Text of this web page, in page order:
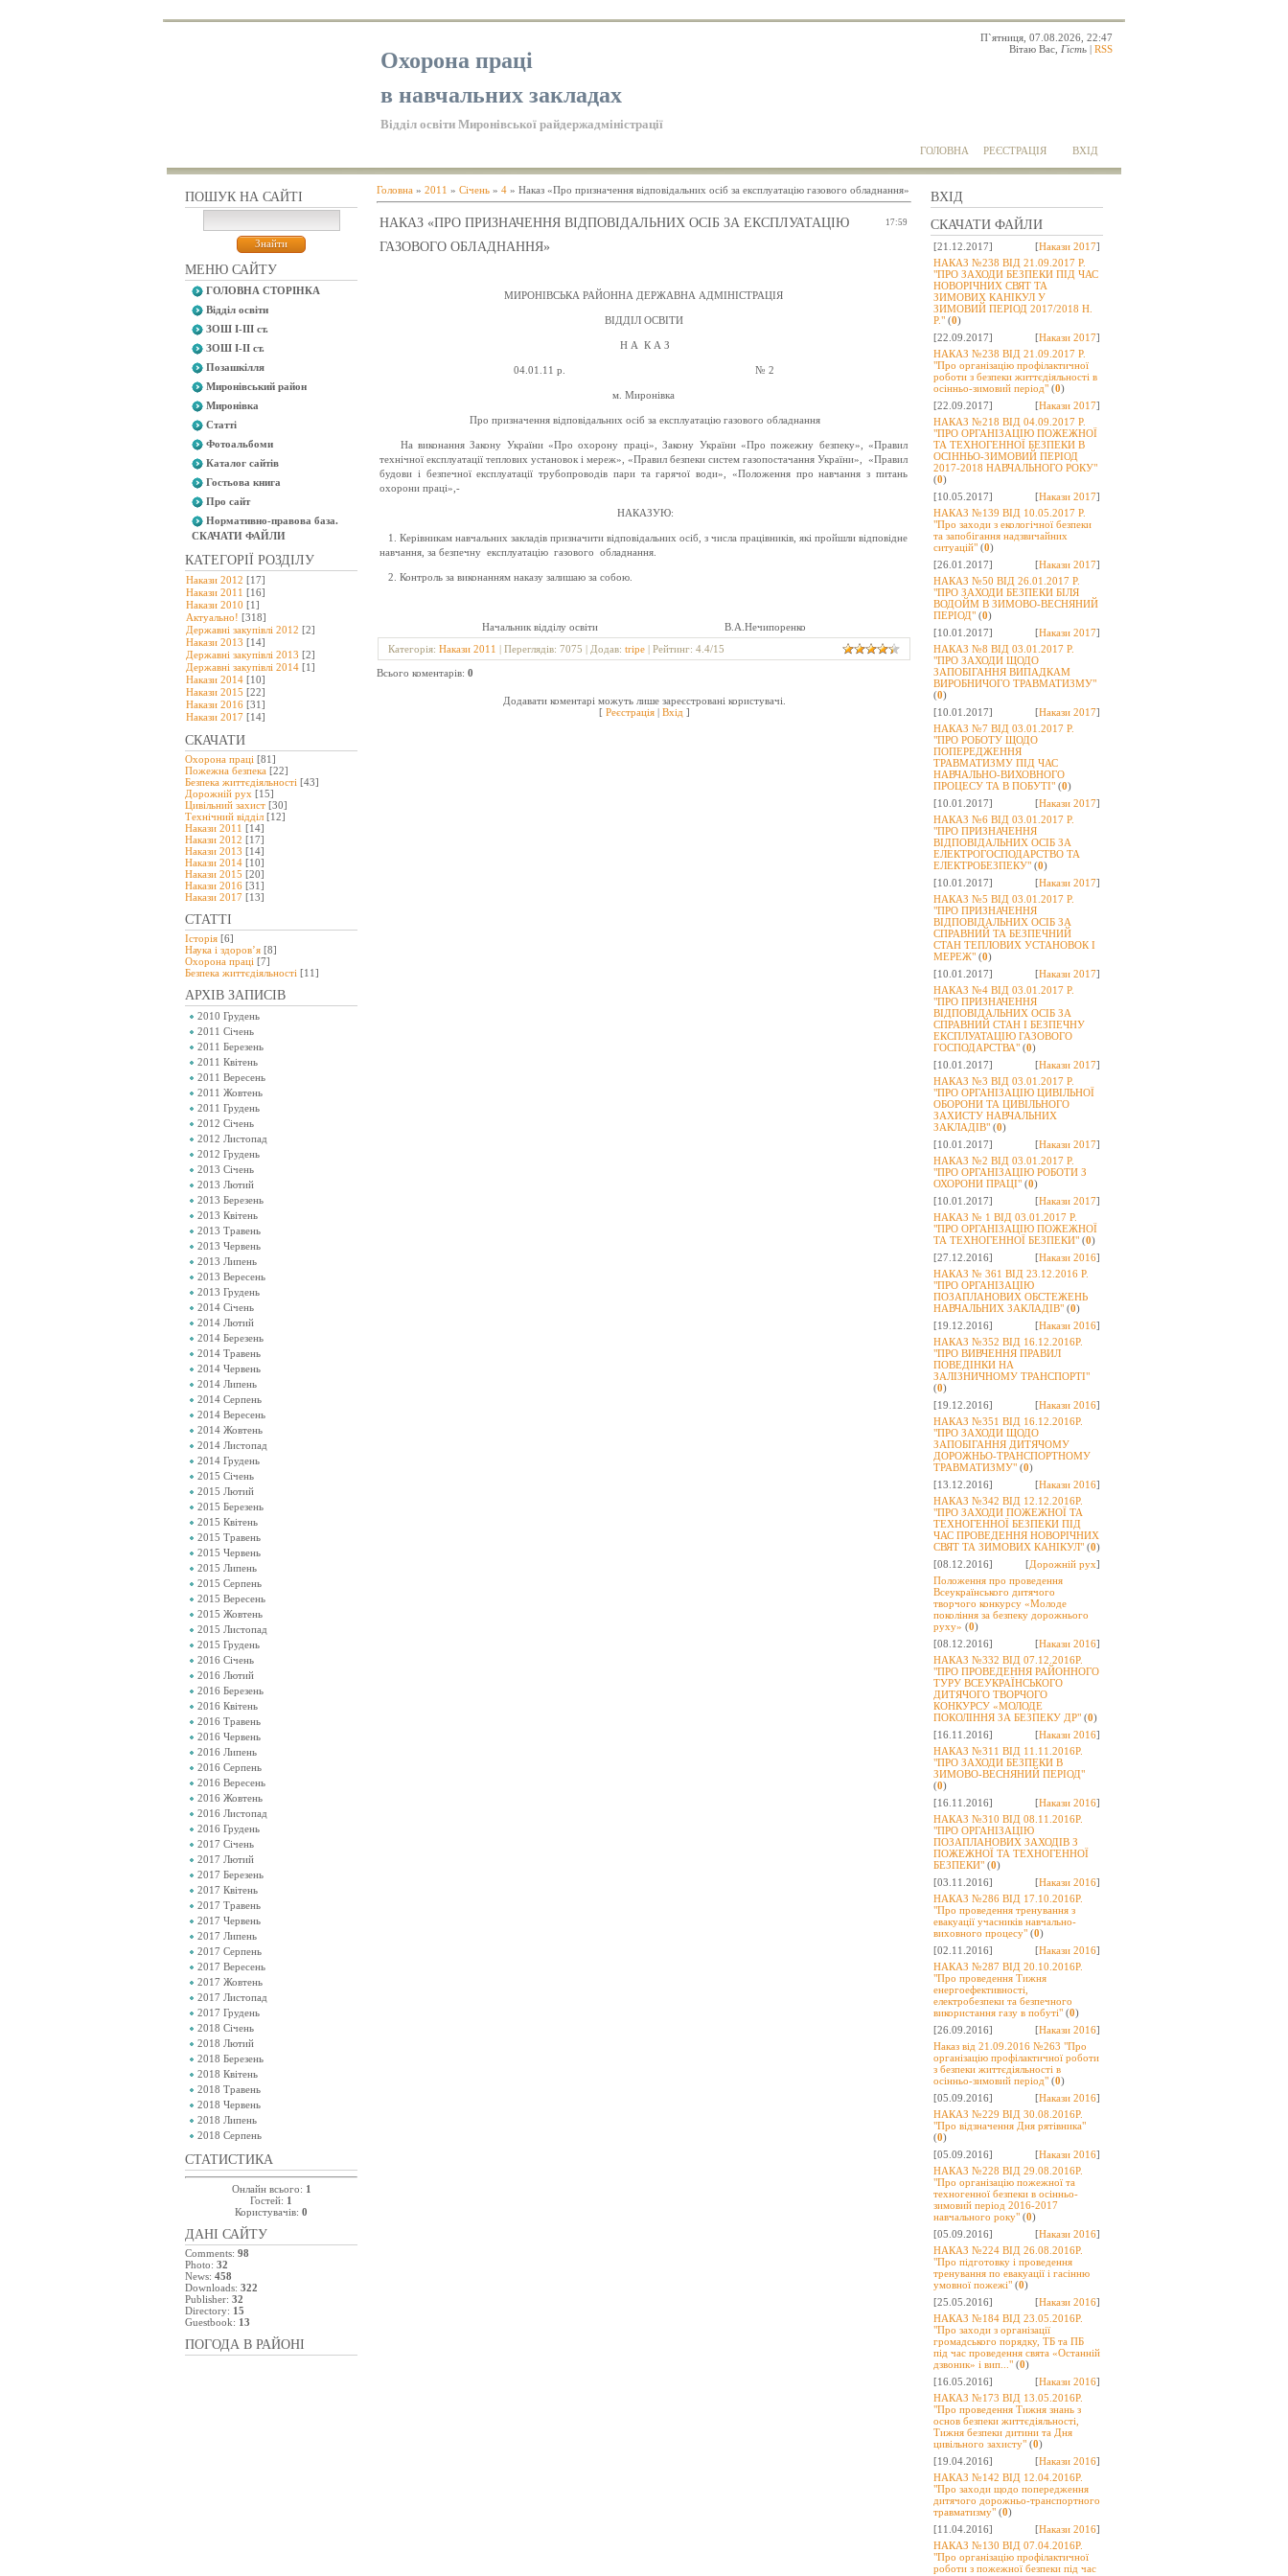
Охорона праці
в навчальних закладах
Відділ освіти Миронівської райдержадміністрації
П`ятниця, 07.08.2026, 22:47
Вітаю Вас Гість | RSS
ГОЛОВНА РЕЄСТРАЦІЯ ВХІД
ПОШУК НА САЙТІ
МЕНЮ САЙТУ
ГОЛОВНА СТОРІНКА
Відділ освіти
ЗОШ І-ІІІ ст.
ЗОШ І-ІІ ст.
Позашкілля
Миронівський район
Миронівка
Статті
Фотоальбоми
Каталог сайтів
Гостьова книга
Про сайт
Нормативно-правова база.
СКАЧАТИ ФАЙЛИ
КАТЕГОРІЇ РОЗДІЛУ
Накази 2012 [17]
Накази 2011 [16]
Накази 2010 [1]
Актуально! [318]
Державні закупівлі 2012 [2]
Накази 2013 [14]
Державні закупівлі 2013 [2]
Державні закупівлі 2014 [1]
Накази 2014 [10]
Накази 2015 [22]
Накази 2016 [31]
Накази 2017 [14]
СКАЧАТИ
Охорона праці [81]
Пожежна безпека [22]
Безпека життєдіяльності [43]
Дорожній рух [15]
Цивільний захист [30]
Технічний відділ [12]
Накази 2011 [14]
Накази 2012 [17]
Накази 2013 [14]
Накази 2014 [10]
Накази 2015 [20]
Накази 2016 [31]
Накази 2017 [13]
СТАТТІ
Історія [6]
Наука і здоров’я [8]
Охорона праці [7]
Безпeка життєдіяльності [11]
АРХІВ ЗАПИСІВ
2010 Грудень
2011 Січень
2011 Березень
2011 Квітень
2011 Вересень
2011 Жовтень
2011 Грудень
2012 Січень
2012 Листопад
2012 Грудень
2013 Січень
2013 Лютий
2013 Березень
2013 Квітень
2013 Травень
2013 Червень
2013 Липень
2013 Вересень
2013 Грудень
2014 Січень
2014 Лютий
2014 Березень
2014 Травень
2014 Червень
2014 Липень
2014 Серпень
2014 Вересень
2014 Жовтень
2014 Листопад
2014 Грудень
2015 Січень
2015 Лютий
2015 Березень
2015 Квітень
2015 Травень
2015 Червень
2015 Липень
2015 Серпень
2015 Вересень
2015 Жовтень
2015 Листопад
2015 Грудень
2016 Січень
2016 Лютий
2016 Березень
2016 Квітень
2016 Травень
2016 Червень
2016 Липень
2016 Серпень
2016 Вересень
2016 Жовтень
2016 Листопад
2016 Грудень
2017 Січень
2017 Лютий
2017 Березень
2017 Квітень
2017 Травень
2017 Червень
2017 Липень
2017 Серпень
2017 Вересень
2017 Жовтень
2017 Листопад
2017 Грудень
2018 Січень
2018 Лютий
2018 Березень
2018 Квітень
2018 Травень
2018 Червень
2018 Липень
2018 Серпень
СТАТИСТИКА
Онлайн всього: 1
Гостей: 1
Користувачів: 0
ДАНІ САЙТУ
Comments: 98
Photo: 32
News: 458
Downloads: 322
Publisher: 32
Directory: 15
Guestbook: 13
ПОГОДА В РАЙОНІ
ВХІД
СКАЧАТИ ФАЙЛИ
[21.12.2017] [Накази 2017]
НАКАЗ №238 ВІД 21.09.2017 Р.
"ПРО ЗАХОДИ БЕЗПЕКИ ПІД ЧАС
НОВОРІЧНИХ СВЯТ ТА
ЗИМОВИХ КАНІКУЛ У
ЗИМОВИЙ ПЕРІОД 2017/2018 Н.
Р." (0)
[22.09.2017]
[Накази 2017]
НАКАЗ №238 ВІД 21.09.2017 Р.
"Про організацію профілактичної
роботи з безпеки життєдіяльності в
осінньо-зимовий період" (0)
[22.09.2017]
[Накази 2017]
НАКАЗ №218 ВІД 04.09.2017 Р.
"ПРО ОРГАНІЗАЦІЮ ПОЖЕЖНОЇ
ТА ТЕХНОГЕННОЇ БЕЗПЕКИ В
ОСІННЬО-ЗИМОВИЙ ПЕРІОД
2017-2018 НАВЧАЛЬНОГО РОКУ"
(0)
[10.05.2017]
[Накази 2017]
НАКАЗ №139 ВІД 10.05.2017 Р.
"Про заходи з екологічної безпеки
та запобігання надзвичайних
ситуацій" (0)
[26.01.2017]
[Накази 2017]
НАКАЗ №50 ВІД 26.01.2017 Р.
"ПРО ЗАХОДИ БЕЗПЕКИ БІЛЯ
ВОДОЙМ В ЗИМОВО-ВЕСНЯНИЙ
ПЕРІОД" (0)
[10.01.2017]
[Накази 2017]
НАКАЗ №8 ВІД 03.01.2017 Р.
"ПРО ЗАХОДИ ЩОДО
ЗАПОБІГАННЯ ВИПАДКАМ
ВИРОБНИЧОГО ТРАВМАТИЗМУ"
(0)
[10.01.2017]
[Накази 2017]
НАКАЗ №7 ВІД 03.01.2017 Р.
"ПРО РОБОТУ ЩОДО
ПОПЕРЕДЖЕННЯ
ТРАВМАТИЗМУ ПІД ЧАС
НАВЧАЛЬНО-ВИХОВНОГО
ПРОЦЕСУ ТА В ПОБУТІ" (0)
[10.01.2017]
[Накази 2017]
НАКАЗ №6 ВІД 03.01.2017 Р.
"ПРО ПРИЗНАЧЕННЯ
ВІДПОВІДАЛЬНИХ ОСІБ ЗА
ЕЛЕКТРОГОСПОДАРСТВО ТА
ЕЛЕКТРОБЕЗПЕКУ" (0)
[10.01.2017]
[Накази 2017]
НАКАЗ №5 ВІД 03.01.2017 Р.
"ПРО ПРИЗНАЧЕННЯ
ВІДПОВІДАЛЬНИХ ОСІБ ЗА
СПРАВНИЙ ТА БЕЗПЕЧНИЙ
СТАН ТЕПЛОВИХ УСТАНОВОК І
МЕРЕЖ" (0)
[10.01.2017]
[Накази 2017]
НАКАЗ №4 ВІД 03.01.2017 Р.
"ПРО ПРИЗНАЧЕННЯ
ВІДПОВІДАЛЬНИХ ОСІБ ЗА
СПРАВНИЙ СТАН І БЕЗПЕЧНУ
ЕКСПЛУАТАЦІЮ ГАЗОВОГО
ГОСПОДАРСТВА" (0)
[10.01.2017]
[Накази 2017]
НАКАЗ №3 ВІД 03.01.2017 Р.
"ПРО ОРГАНІЗАЦІЮ ЦИВІЛЬНОЇ
ОБОРОНИ ТА ЦИВІЛЬНОГО
ЗАХИСТУ НАВЧАЛЬНИХ
ЗАКЛАДІВ" (0)
[10.01.2017]
[Накази 2017]
НАКАЗ №2 ВІД 03.01.2017 Р.
"ПРО ОРГАНІЗАЦІЮ РОБОТИ З
ОХОРОНИ ПРАЦІ" (0)
[10.01.2017]
[Накази 2017]
НАКАЗ № 1 ВІД 03.01.2017 Р.
"ПРО ОРГАНІЗАЦІЮ ПОЖЕЖНОЇ
ТА ТЕХНОГЕННОЇ БЕЗПЕКИ" (0)
[27.12.2016]
[Накази 2016]
НАКАЗ № 361 ВІД 23.12.2016 Р.
"ПРО ОРГАНІЗАЦІЮ
ПОЗАПЛАНОВИХ ОБСТЕЖЕНЬ
НАВЧАЛЬНИХ ЗАКЛАДІВ" (0)
[19.12.2016]
[Накази 2016]
НАКАЗ №352 ВІД 16.12.2016Р.
"ПРО ВИВЧЕННЯ ПРАВИЛ
ПОВЕДІНКИ НА
ЗАЛІЗНИЧНОМУ ТРАНСПОРТІ"
(0)
[19.12.2016]
[Накази 2016]
НАКАЗ №351 ВІД 16.12.2016Р.
"ПРО ЗАХОДИ ЩОДО
ЗАПОБІГАННЯ ДИТЯЧОМУ
ДОРОЖНЬО-ТРАНСПОРТНОМУ
ТРАВМАТИЗМУ" (0)
[13.12.2016]
[Накази 2016]
НАКАЗ №342 ВІД 12.12.2016Р.
"ПРО ЗАХОДИ ПОЖЕЖНОЇ ТА
ТЕХНОГЕННОЇ БЕЗПЕКИ ПІД
ЧАС ПРОВЕДЕННЯ НОВОРІЧНИХ
СВЯТ ТА ЗИМОВИХ КАНІКУЛ" (0)
[08.12.2016]
[Дорожній рух]
Положення про проведення
Всеукраїнського дитячого
творчого конкурсу «Молоде
покоління за безпеку дорожнього
руху» (0)
[08.12.2016]
[Накази 2016]
НАКАЗ №332 ВІД 07.12.2016Р.
"ПРО ПРОВЕДЕННЯ РАЙОННОГО
ТУРУ ВСЕУКРАЇНСЬКОГО
ДИТЯЧОГО ТВОРЧОГО
КОНКУРСУ «МОЛОДЕ
ПОКОЛІННЯ ЗА БЕЗПЕКУ ДР" (0)
[16.11.2016]
[Накази 2016]
НАКАЗ №311 ВІД 11.11.2016Р.
"ПРО ЗАХОДИ БЕЗПЕКИ В
ЗИМОВО-ВЕСНЯНИЙ ПЕРІОД"
(0)
[16.11.2016]
[Накази 2016]
НАКАЗ №310 ВІД 08.11.2016Р.
"ПРО ОРГАНІЗАЦІЮ
ПОЗАПЛАНОВИХ ЗАХОДІВ З
ПОЖЕЖНОЇ ТА ТЕХНОГЕННОЇ
БЕЗПЕКИ" (0)
[03.11.2016]
[Накази 2016]
НАКАЗ №286 ВІД 17.10.2016Р.
"Про проведення тренування з
евакуації учасників навчально-
виховного процесу" (0)
[02.11.2016]
[Накази 2016]
НАКАЗ №287 ВІД 20.10.2016Р.
"Про проведення Тижня
енергоефективності,
електробезпеки та безпечного
використання газу в побуті" (0)
[26.09.2016]
[Накази 2016]
Наказ від 21.09.2016 №263 "Про
організацію профілактичної роботи
з безпеки життєдіяльності в
осінньо-зимовий період" (0)
[05.09.2016]
[Накази 2016]
НАКАЗ №229 ВІД 30.08.2016Р.
"Про відзначення Дня рятівника"
(0)
[05.09.2016]
[Накази 2016]
НАКАЗ №228 ВІД 29.08.2016Р.
"Про організацію пожежної та
техногенної безпеки в осінньо-
зимовий період 2016-2017
навчального року" (0)
[05.09.2016]
[Накази 2016]
НАКАЗ №224 ВІД 26.08.2016Р.
"Про підготовку і проведення
тренування по евакуації і гасінню
умовної пожежі" (0)
[25.05.2016]
[Накази 2016]
НАКАЗ №184 ВІД 23.05.2016Р.
"Про заходи з організації
громадського порядку, ТБ та ПБ
під час проведення свята «Останній
дзвоник» і вип..." (0)
[16.05.2016]
[Накази 2016]
НАКАЗ №173 ВІД 13.05.2016Р.
"Про проведення Тижня знань з
основ безпеки життєдіяльності,
Тижня безпеки дитини та Дня
цивільного захисту" (0)
[19.04.2016]
[Накази 2016]
НАКАЗ №142 ВІД 12.04.2016Р.
"Про заходи щодо попередження
дитячого дорожньо-транспортного
травматизму" (0)
[11.04.2016]
[Накази 2016]
НАКАЗ №130 ВІД 07.04.2016Р.
"Про організацію профілактичної
роботи з пожежної безпеки під час
Головна » 2011 » Січень » 4 » Наказ «Про призначення відповідальних осіб за експлуатацію газового обладнання»
17:59
НАКАЗ «ПРО ПРИЗНАЧЕННЯ ВІДПОВІДАЛЬНИХ ОСІБ ЗА ЕКСПЛУАТАЦІЮ
ГАЗОВОГО ОБЛАДНАННЯ»
МИРОНІВСЬКА РАЙОННА ДЕРЖАВНА АДМІНІСТРАЦІЯ
ВІДДІЛ ОСВІТИ
Н А К А З
04.01.11 р. № 2
м. Миронівка
Про призначення відповідальних осіб за експлуатацію газового обладнання
На виконання Закону України «Про охорону праці», Закону України «Про пожежну безпеку»,
«Правил
технічної експлуатації теплових установок і мереж», «Правил безпеки систем газопостачання України»,
«Правил
будови і безпечної експлуатації трубопроводів пари та гарячої води», «Положення про навчання з питань
охорони праці»,-
НАКАЗУЮ:
1. Керівникам навчальних закладів призначити відповідальних осіб, з числа працівників, які пройшли відповідне
навчання, за безпечну експлуатацію газового обладнання.
2. Контроль за виконанням наказу залишаю за собою.
Начальник відділу освіти
В.А.Нечипоренко
Категорія: Накази 2011 | Переглядів: 7075 | Додав: tripe | Рейтинг: 4.4/15
Всього коментарів: 0
Додавати коментарі можуть лише зареєстровані користувачі.
[ Реєстрація| Вхід ]